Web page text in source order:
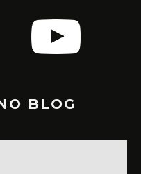
BLOG